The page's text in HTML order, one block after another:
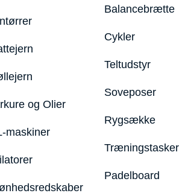
og Olier
maskiner
Balancebrætte
Cykler
Teltudstyr
Soveposer
Rygsække
Træningstasker
Padelboard